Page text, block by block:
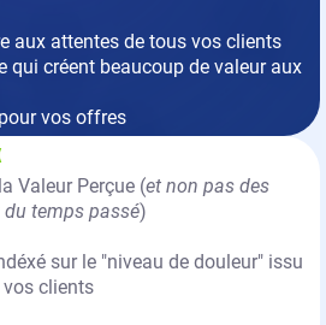
aux attentes de tous vos clients
qui créent beaucoup de valeur aux
vos offres
Valeur Perçue (et non pas des
temps passé)
sur le "niveau de douleur" issu
clients